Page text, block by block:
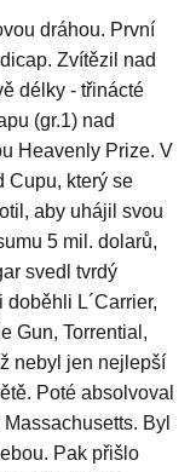
dráhou. První
Zvítězil nad
délky - třinácté
(gr.1) nad
Heavenly Prize. V
Cupu, který se
aby uhájil svou
5 mil. dolarů,
svedl tvrdý
L´Carrier,
Gun, Torrential,
nebyl jen nejlepší
Poté absolvoval
Byl
Pak přišlo